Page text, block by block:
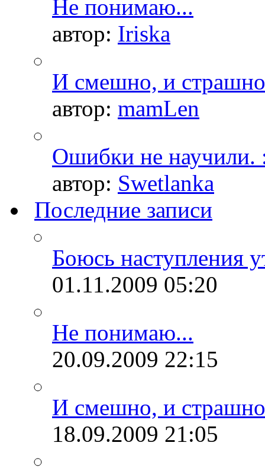
Не понимаю...
автор: Iriska
И смешно, и
автор: mamLen
Ошибки не научили.
автор: Swetlanka
Последние записи
Боюсь наступления
01.11.2009 05:20
Не понимаю...
20.09.2009 22:15
И смешно, и
18.09.2009 21:05